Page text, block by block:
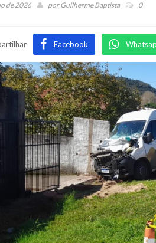
de 2026 porGuilherme Baptista 0
Facebook